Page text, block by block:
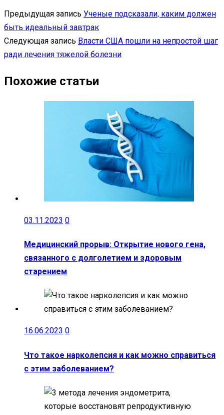
Предыдущая запись Ученые подсказали, каким должен
быть идеальный завтрак
Следующая запись Власти США пошли на непростой шаг
ради лечения тяжелой болезни
Похожие статьи
03.11.2023 0
Медицинский прорыв: Открытие нового гена,
связанного с долголетием и здоровым
старением
16.06.2023 0
Что такое нарколепсия и как можно справиться
с этим заболеванием?